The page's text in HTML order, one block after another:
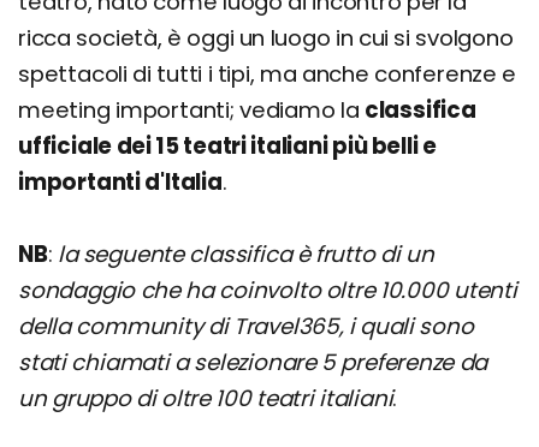
ricca società, è oggi un luogo in cui si svolgono
spettacoli di tutti i tipi, ma anche conferenze e
meeting importanti; vediamo la classifica
ufficiale dei 15 teatri italiani più belli e
importanti d'Italia.
NB: la seguente classifica è frutto di un
sondaggio che ha coinvolto oltre 10.000 utenti
della community di Travel365, i quali sono
stati chiamati a selezionare 5 preferenze da
un gruppo di oltre 100 teatri italiani.